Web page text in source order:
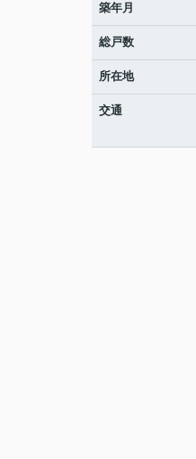
築年月
総戸数
所在地
交通